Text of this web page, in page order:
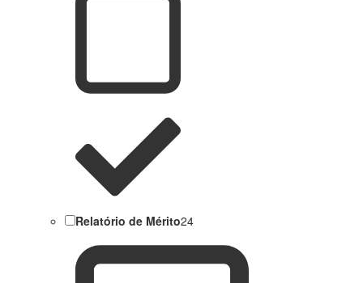
Relatório de Mérito24